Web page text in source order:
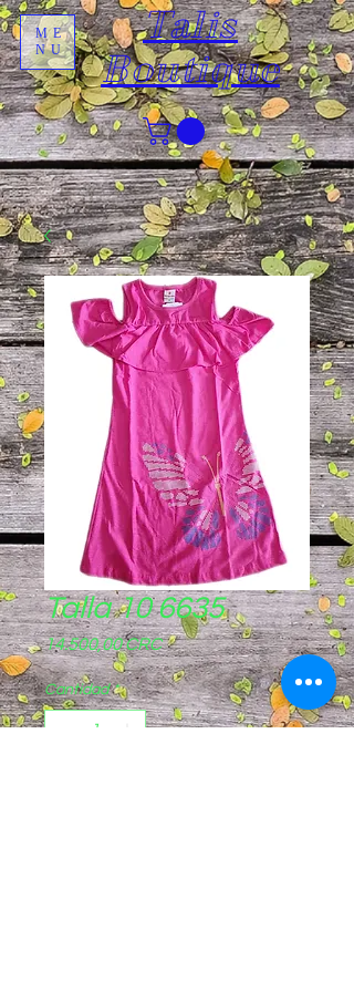
Talis
Boutique
ME
NU
Talla 10 6635
14.500,00 CRCPrecio
Cantidad *